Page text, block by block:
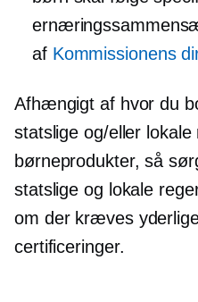
af Kommissionens
Afhængigt af hvor du
statslige og/eller
børneprodukter, så
statslige og lokale
om der kræves
certificeringer.